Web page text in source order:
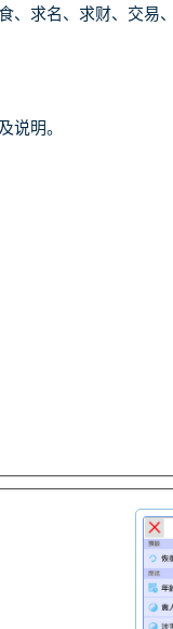
、求名、求财、交易
说明。